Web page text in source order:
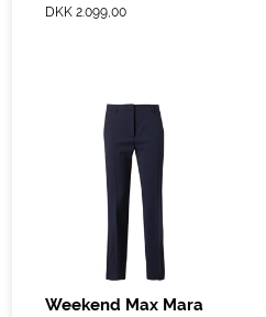
DKK 2.099,00
Weekend Max Mara